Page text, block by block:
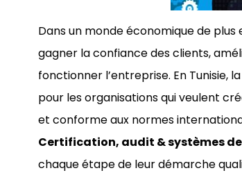
Dans un monde économique de
gagner la confiance des clients,
fonctionner l’entreprise. En Tunisie,
pour les organisations qui veulent
et conforme aux normes
Certification, audit & systèmes
chaque étape de leur démarche